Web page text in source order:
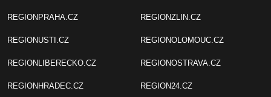
REGIONPRAHA.CZ
REGIONUSTI.CZ
REGIONLIBERECKO.CZ
REGIONHRADEC.CZ
REGIONZLIN.CZ
REGIONOLOMOUC.CZ
REGIONOSTRAVA.CZ
REGION24.CZ